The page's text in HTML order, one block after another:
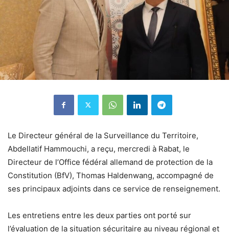
Le Directeur général de la Surveillance du Territoire,
Abdellatif Hammouchi, a reçu, mercredi à Rabat, le
Directeur de l’Office fédéral allemand de protection de la
Constitution (BfV), Thomas Haldenwang, accompagné de
ses principaux adjoints dans ce service de renseignement.
Les entretiens entre les deux parties ont porté sur
l’évaluation de la situation sécuritaire au niveau régional et